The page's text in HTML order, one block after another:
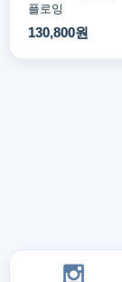
플로잉
130,800원